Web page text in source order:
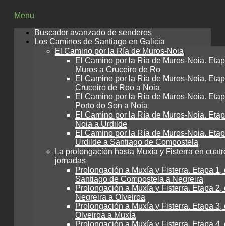
Menu
Buscador avanzado de senderos
Los Caminos de Santiago en Galicia
El Camino por la Ría de Muros-Noia
El Camino por la Ría de Muros-Noia.
Muros a Cruceiro de Ro
El Camino por la Ría de Muros-Noia.
Cruceiro de Roo a Noia
El Camino por la Ría de Muros-Noia.
Porto do Son a Noia
El Camino por la Ría de Muros-Noia.
Noia a Urdilde
El Camino por la Ría de Muros-Noia.
Urdilde a Santiago de Compostela
La prolongación hasta Muxía y Fisterra en
jornadas
Prolongación a Muxía y Fisterra. Etapa 1,
Santiago de Compostela a Negreira
Prolongación a Muxía y Fisterra. Etapa 2,
Negreira a Olveiroa
Prolongación a Muxía y Fisterra. Etapa 3,
Olveiroa a Muxía